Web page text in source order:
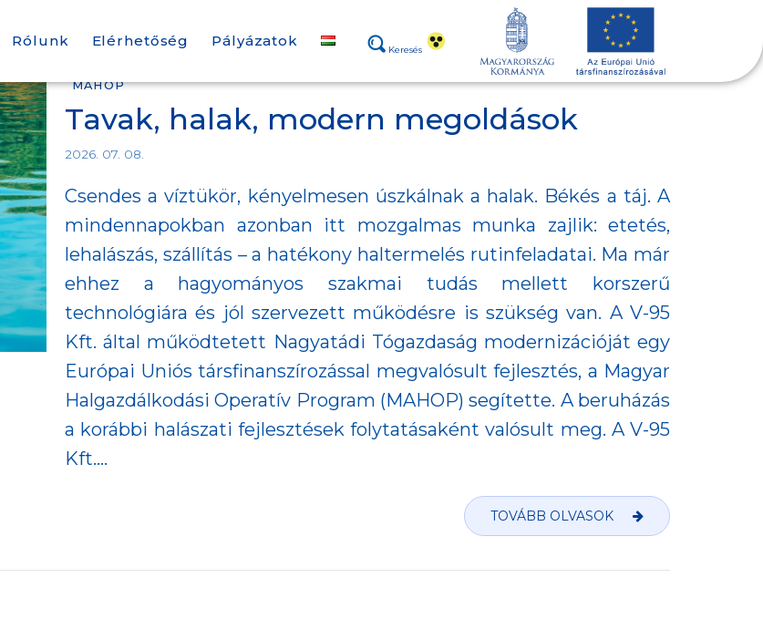
Keresés
Rólunk Elérhetőség Pályázatok
MAHOP
Tavak, halak, modern megoldások
2026. 07. 08.
Csendes a víztükör, kényelmesen úszkálnak a halak. Békés a táj. A
mindennapokban azonban itt mozgalmas munka zajlik: etetés,
lehalászás, szállítás – a hatékony haltermelés rutinfeladatai. Ma már
ehhez a hagyományos szakmai tudás mellett korszerű
technológiára és jól szervezett működésre is szükség van. A V-95
Kft. által működtetett Nagyatádi Tógazdaság modernizációját egy
Európai Uniós társfinanszírozással megvalósult fejlesztés, a Magyar
Halgazdálkodási Operatív Program (MAHOP) segítette. A beruházás
a korábbi halászati fejlesztések folytatásaként valósult meg. A V-95
Kft....
TOVÁBB OLVASOK